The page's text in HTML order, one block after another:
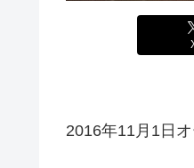
2016年11月1日